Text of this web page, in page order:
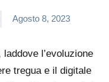
Agosto 8, 2023
l’evoluzione
tregua e il digitale